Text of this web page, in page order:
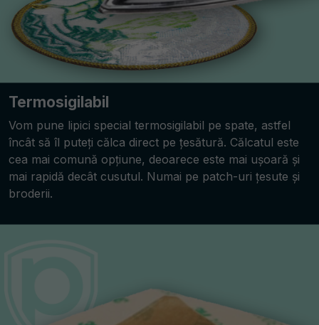
Termosigilabil
Vom pune lipici special termosigilabil pe spate, astfel
încât să îl puteți călca direct pe țesătură. Călcatul este
cea mai comună opțiune, deoarece este mai ușoară și
mai rapidă decât cusutul. Numai pe patch-uri țesute și
broderii.